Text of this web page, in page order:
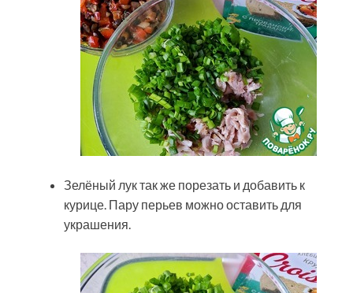
Зелёный лук так же порезать и добавить к
курице. Пару перьев можно оставить для
украшения.